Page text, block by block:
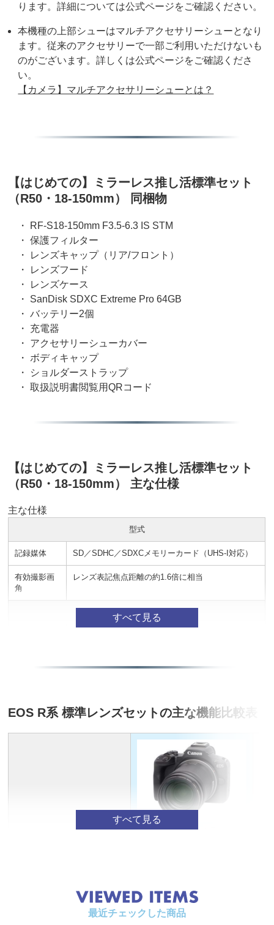
ります。詳細については公式ページをご確認ください。
本機種の上部シューはマルチアクセサリーシューとなり
ます。従来のアクセサリーで一部ご利用いただけないも
のがございます。詳しくは公式ページをご確認くださ
い。
【カメラ】マルチアクセサリーシューとは？
【はじめての】ミラーレス推し活標準セット
（R50・18-150mm） 同梱物
・ RF-S18-150mm F3.5-6.3 IS STM
・ 保護フィルター
・ レンズキャップ（リア/フロント）
・ レンズフード
・ レンズケース
・ SanDisk SDXC Extreme Pro 64GB
・ バッテリー2個
・ 充電器
・ アクセサリーシューカバー
・ ボディキャップ
・ ショルダーストラップ
・ 取扱説明書閲覧用QRコード
【はじめての】ミラーレス推し活標準セット
（R50・18-150mm） 主な仕様
主な仕様
型式
記録媒体 SD／SDHC／SDXCメモリーカード（UHS-I対応）
有効撮影画
角
レンズ表記焦点距離の約1.6倍に相当
撮像素子
効画素数
静静止画：JPEG、HEIF、RAW、DPRAW、RAWバ
ースト、C-RAW
動画：ALL-I（タイムラプス動画）、IPB（標準）、I
PB（軽量）
アスペクト比設定撮影可能（3：2、4：3、16：9、
1：1）
EOS R系 標準レンズセットの主な機能比較表
【はじめての】ミラーレス
APS-C
約2420万画素
最近チェックした商品